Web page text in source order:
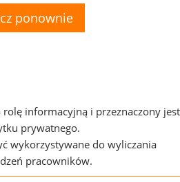
ponownie
rolę informacyjną i przeznaczony jest
prywatnego.
wykorzystywane do wyliczania
pracowników.